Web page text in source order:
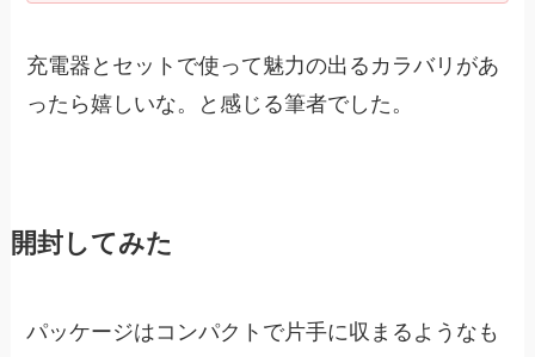
充電器とセットで使って魅力の出るカラバリがあ
ったら嬉しいな。と感じる筆者でした。
開封してみた
パッケージはコンパクトで片手に収まるようなも